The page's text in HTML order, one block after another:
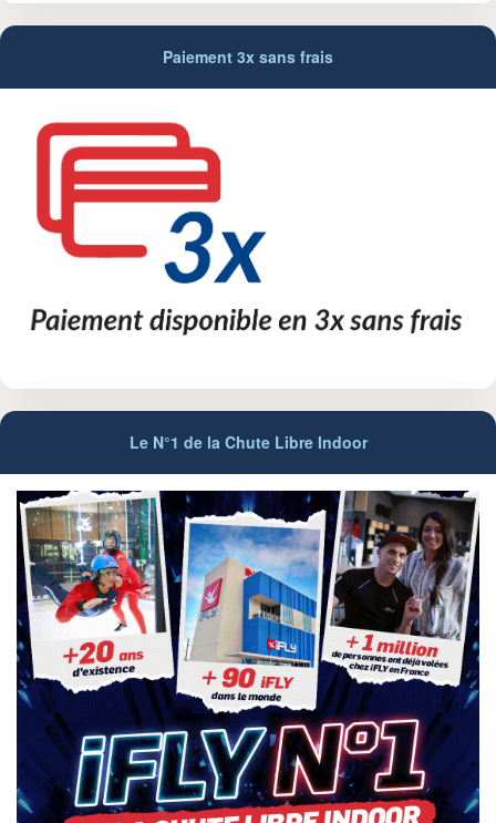
Paiement 3x sans frais
Le N°1 de la Chute Libre Indoor